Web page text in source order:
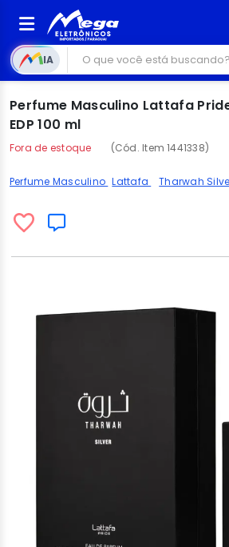
IA
Perfume Masculino Lattafa
EDP 100 ml
Fora de estoque (Cód. Item 1441338)
Perfume Masculino Lattafa Tharwah